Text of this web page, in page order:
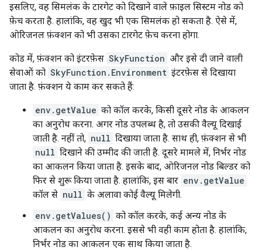
इसलिए, वह सिमलंक के टारगेट को दिखाने वाले फ़ाइल सिस्टम नोड को
फ़ेच करता है. हालांकि, वह खुद भी एक सिमलंक हो सकता है. ऐसे में,
ओरिजनल फ़ंक्शन को भी उसका टारगेट फ़ेच करना होगा.
कोड में, फ़ंक्शन को इंटरफ़ेस SkyFunction और इसे दी जाने वाली
सेवाओं को SkyFunction.Environment इंटरफ़ेस से दिखाया
जाता है. फ़ंक्शन ये काम कर सकते हैं:
env.getValue को कॉल करके, किसी दूसरे नोड के आकलन
का अनुरोध करना. अगर नोड उपलब्ध है, तो उसकी वैल्यू दिखाई
जाती है. नहीं तो, null दिखाया जाता है. साथ ही, फ़ंक्शन से भी
null दिखाने की उम्मीद की जाती है. दूसरे मामले में, निर्भर नोड
का आकलन किया जाता है. इसके बाद, ओरिजनल नोड बिल्डर को
फिर से शुरू किया जाता है. हालांकि, इस बार env.getValue
कॉल से null के अलावा कोई वैल्यू मिलेगी.
env.getValues() को कॉल करके, कई अन्य नोड के
आकलन का अनुरोध करना. इससे भी वही काम होता है. हालांकि,
निर्भर नोड का आकलन एक साथ किया जाता है.